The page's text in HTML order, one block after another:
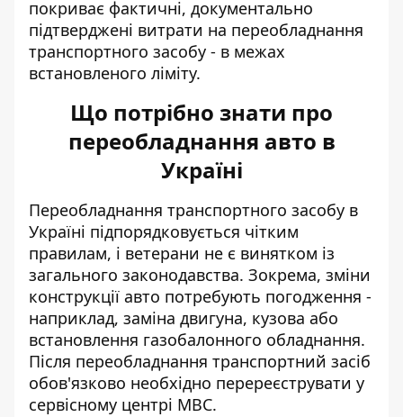
покриває фактичні, документально
підтверджені витрати на переобладнання
транспортного засобу - в межах
встановленого ліміту.
Що потрібно знати про
переобладнання авто в
Україні
Переобладнання транспортного засобу в
Україні підпорядковується чітким
правилам, і ветерани не є винятком із
загального законодавства. Зокрема, зміни
конструкції авто потребують погодження -
наприклад, заміна двигуна, кузова або
встановлення газобалонного обладнання.
Після переобладнання транспортний засіб
обов'язково необхідно перереєструвати у
сервісному центрі МВС.